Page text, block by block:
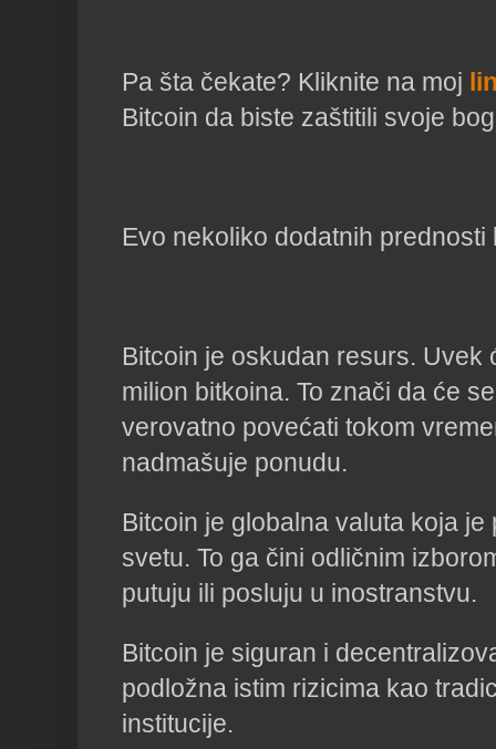
Pa šta čekate? Kliknite na moj
Bitcoin da biste zaštitili svoje
Evo nekoliko dodatnih
Bitcoin je oskudan resurs. Uvek
milion bitkoina. To znači da će
verovatno povećati tokom
nadmašuje ponudu.
Bitcoin je globalna valuta koja
svetu. To ga čini odličnim
putuju ili posluju u inostranstvu.
Bitcoin je siguran i
podložna istim rizicima kao
institucije.